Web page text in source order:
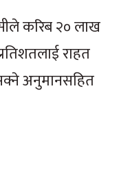
करिब २० लाख
राहत
अनुमानसहित